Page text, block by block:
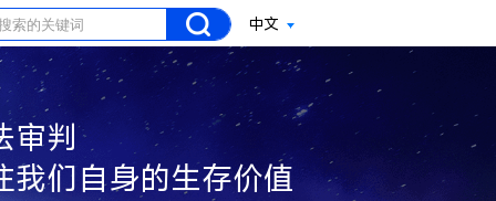
中文
审判
我们自身的生存价值